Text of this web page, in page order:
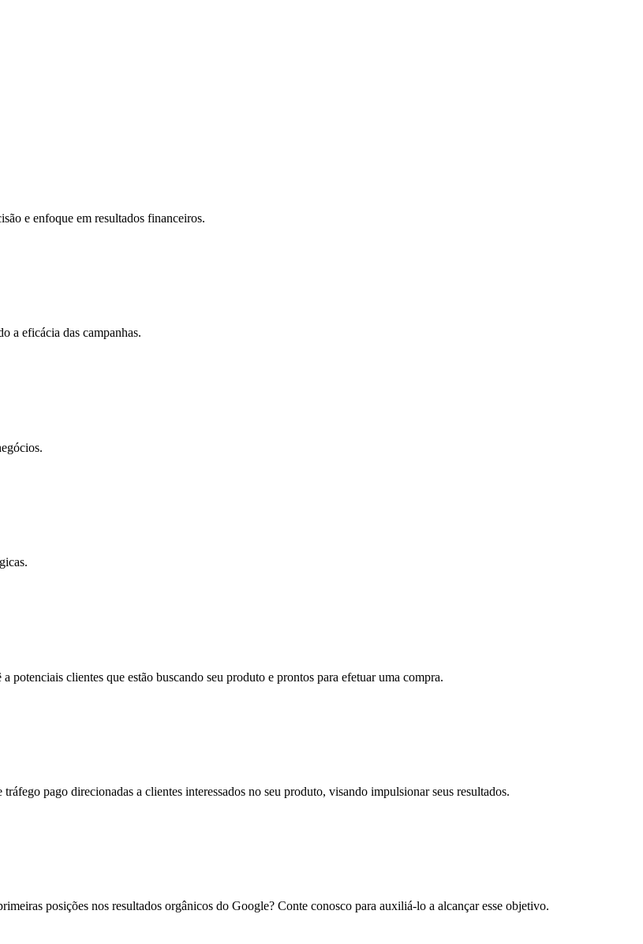
e enfoque em resultados financeiros.
a eficácia das campanhas.
potenciais clientes que estão buscando seu produto e prontos para efetuar uma compra.
pago direcionadas a clientes interessados no seu produto, visando impulsionar seus resultados.
posições nos resultados orgânicos do Google? Conte conosco para auxiliá-lo a alcançar esse objetivo.